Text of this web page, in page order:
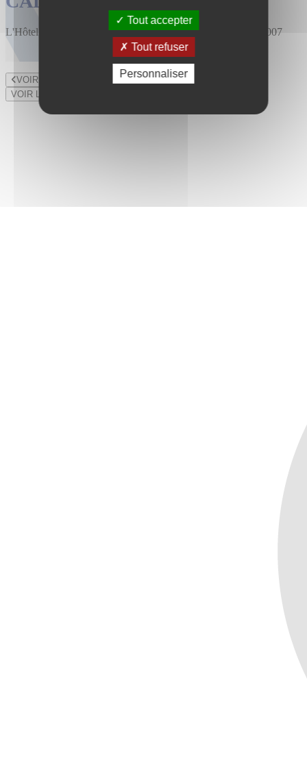
L'Hôtel des Ventes est installé au 47 rue du Bourny depuis 2007
VOIR LE LOT PRÉCÉDENT
VOIR LE LOT SUIVANT
Tout accepter
Tout refuser
Personnaliser